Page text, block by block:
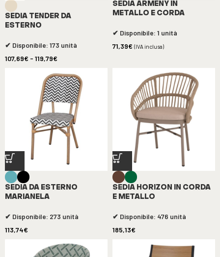
SEDIA TENDER DA
ESTERNO
✔ Disponibile: 173 unità
107,69€ - 119,79€
SEDIA ARMENY IN
METALLO E CORDA
✔ Disponibile: 1 unità
71,39€ (IVA inclusa)
SEDIA DA ESTERNO
MARIANELA
✔ Disponibile: 273 unità
113,74€
SEDIA HORIZON IN CORDA
E METALLO
✔ Disponibile: 476 unità
185,13€